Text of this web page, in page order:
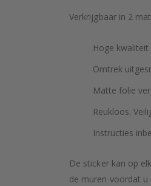
gallerij
Verkrijgbaar in 2
Hoge
Omtrek
Matte folie
Reukloos.
Instructies
De sticker kan op
de muren voordat u